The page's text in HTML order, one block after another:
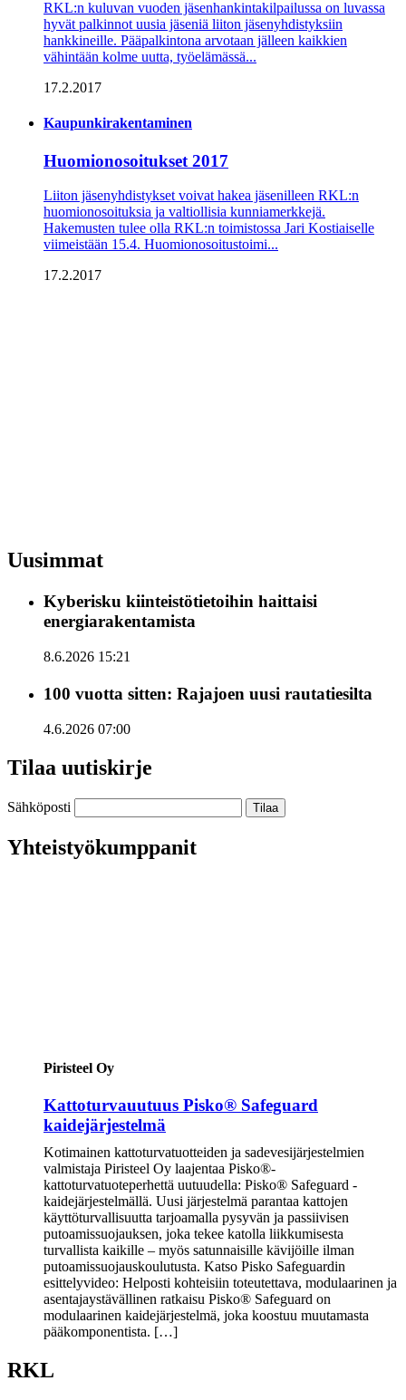
RKL:n kuluvan vuoden jäsenhankintakilpailussa on luvassa
hyvät palkinnot uusia jäseniä liiton jäsenyhdistyksiin
hankkineille. Pääpalkintona arvotaan jälleen kaikkien
vähintään kolme uutta, työelämässä...
17.2.2017
Kaupunkirakentaminen
Huomionosoitukset 2017
Liiton jäsenyhdistykset voivat hakea jäsenilleen RKL:n
huomionosoituksia ja valtiollisia kunniamerkkejä.
Hakemusten tulee olla RKL:n toimistossa Jari Kostiaiselle
viimeistään 15.4. Huomionosoitustoimi...
17.2.2017
Uusimmat
Kyberisku kiinteistötietoihin haittaisi
energiarakentamista
8.6.2026 15:21
100 vuotta sitten: Rajajoen uusi rautatiesilta
4.6.2026 07:00
Tilaa uutiskirje
Sähköposti
Yhteistyökumppanit
Piristeel Oy
Kattoturvauutuus Pisko® Safeguard
kaidejärjestelmä
Kotimainen kattoturvatuotteiden ja sadevesijärjestelmien
valmistaja Piristeel Oy laajentaa Pisko®-
kattoturvatuoteperhettä uutuudella: Pisko® Safeguard -
kaidejärjestelmällä. Uusi järjestelmä parantaa kattojen
käyttöturvallisuutta tarjoamalla pysyvän ja passiivisen
putoamissuojauksen, joka tekee katolla liikkumisesta
turvallista kaikille – myös satunnaisille kävijöille ilman
putoamissuojauskoulutusta. Katso Pisko Safeguardin
esittelyvideo: Helposti kohteisiin toteutettava, modulaarinen ja
asentajaystävällinen ratkaisu Pisko® Safeguard on
modulaarinen kaidejärjestelmä, joka koostuu muutamasta
pääkomponentista. […]
RKL